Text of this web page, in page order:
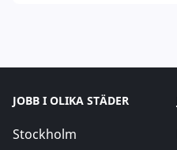
JOBB I OLIKA STÄDER
Stockholm